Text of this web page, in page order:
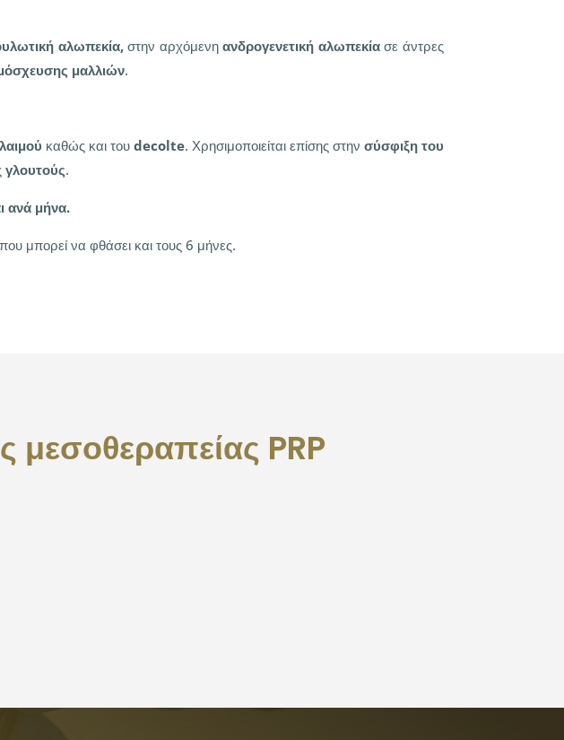
αλωπεκία,στην αρχόμενηανδρογενετική αλωπεκίασε άντρες
μαλλιών.
λαιμού καθώς και του decolte. Χρησιμοποιείται επίσης στην σύσφιξη του
γλουτούς.
ανά μήνα.
μπορεί να φθάσει και τους 6 μήνες.
μεσοθεραπείας PRP